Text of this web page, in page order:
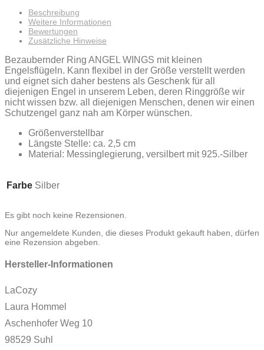
Beschreibung
Weitere Informationen
Bewertungen
Zusätzliche Hinweise
Bezaubernder Ring ANGEL WINGS mit kleinen
Engelsflügeln. Kann flexibel in der Größe verstellt werden
und eignet sich daher bestens als Geschenk für all
diejenigen Engel in unserem Leben, deren Ringgröße wir
nicht wissen bzw. all diejenigen Menschen, denen wir einen
Schutzengel ganz nah am Körper wünschen.
Größenverstellbar
Längste Stelle: ca. 2,5 cm
Material: Messinglegierung, versilbert mit 925.-Silber
Farbe Silber
Es gibt noch keine Rezensionen.
Nur angemeldete Kunden, die dieses Produkt gekauft haben, dürfen
eine Rezension abgeben.
Hersteller-Informationen
LaCozy
Laura Hommel
Aschenhofer Weg 10
98529 Suhl